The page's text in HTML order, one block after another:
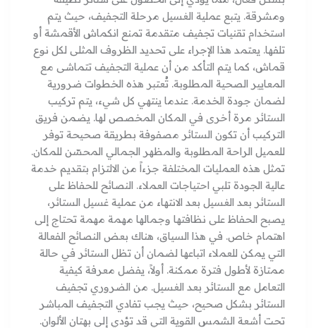
ومشرقة. يتبع عملية الغسيل مرحلة التجفيف، حيث يتم
استخدام تقنيات تجفيف متقدمة تمنع انكماش الأقمشة أو
تلفها. يعتمد هذا الإجراء على تحديد الظروف المثلى لكل نوع
قماش، كما يتم التأكد من أن عملية التجفيف تتماشى مع
المعايير الصحية المطلوبة. تُعتبر هذه الخطوات ضرورية
لضمان جودة الخدمة. عندما ينتهي كل شيء، يتم تركيب
الستائر مرة أخرى في المكان المخصص لها. يضمن فريق
التركيب أن تكون الستائر مصفوفة بطريقة صحيحة توفر
للعميل الراحة المطلوبة والمظهر الجمالي المحسّن للمكان.
تمثل هذه العمليات المختلفة جزءاً من الالتزام بتقديم خدمة
عالية الجودة تلبي احتياجات العملاء. النصائح للحفاظ على
الستائر بعد الغسيل بعد الانتهاء من عملية غسيل الستائر،
يصبح الحفاظ على نظافتها وجمالها مهمة مهمة تحتاج إلى
اهتمام خاص. في هذا السياق، هناك بعض النصائح الفعالة
التي يمكن للعملاء اتباعها لضمان أن تظل الستائر في حالة
ممتازة لأطول فترة ممكنة. أولاً، يفضل معرفة كيفية
التعامل مع الستائر بعد الغسيل. من الضروري تجفيف
الستائر بشكل صحيح، حيث يجب تفادي التجفيف المباشر
تحت أشعة الشمس القوية التي قد تؤدي إلى بهتان الألوان.